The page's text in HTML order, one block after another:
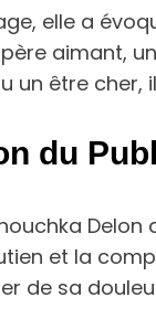
elle a
aimant,
un être cher,
du
et la
de sa